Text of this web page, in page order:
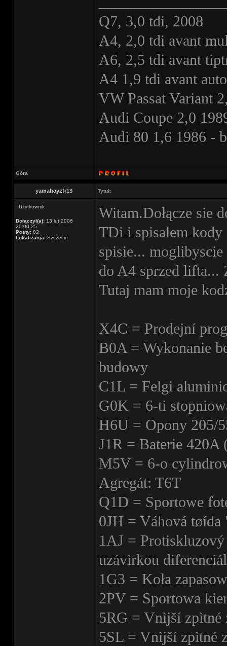
Q7, 3,0 tdi, 2008
A4, 2,0 tdi avant
A6, 2,5 tdi avant
A4 1,9 tdi avant
VW Passat Variant
Audi Coupe 2,0
Audi 80 1,6 1986 -
Góra
yamahayzfr13 Tytuł:
Użytkownik
Dołączył(a): 13.lut.2006
20:00:25
Posty: 82
Lokalizacja: Szczecin
Witam.Dołącze sie
TDi i spisalem kody
spisie...
do A4 sprzed lifta...
Tutaj mam moje
X4C = Prodejní
B0A = Wykonanie
budowy
C1L = Felgi
G0K = 6-ti
H6U = Opony 205/
J1R = Baterie 420A
M5V = 6-o
Agregát: T6T
Q1D = Sportowe
0JH = Váhová
1AJ =
uzávìrkou
1G3 = Koła
2PV = Sportowa
5RG = Vnìjší zpìtné
5SL = Vnìjší zpìtné